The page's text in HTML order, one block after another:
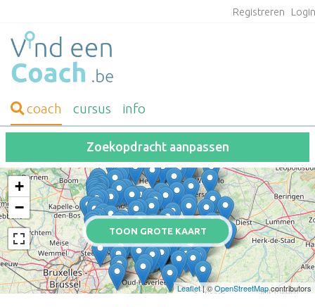
Registreren
coach cursus info
Zoekopdracht aanpassen
TOON GROTE KAART
+
−
Leaflet| ©OpenStreetMapcontributors